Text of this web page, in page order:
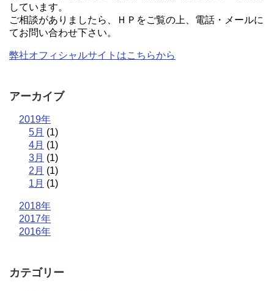
しています。
ご相談がありましたら、ＨＰをご覧の上、電話・メールに
てお問い合わせ下さい。
弊社オフィシャルサイトはこちらから
アーカイブ
2019年
5月 (1)
4月 (1)
3月 (1)
2月 (1)
1月 (1)
2018年
2017年
2016年
カテゴリー